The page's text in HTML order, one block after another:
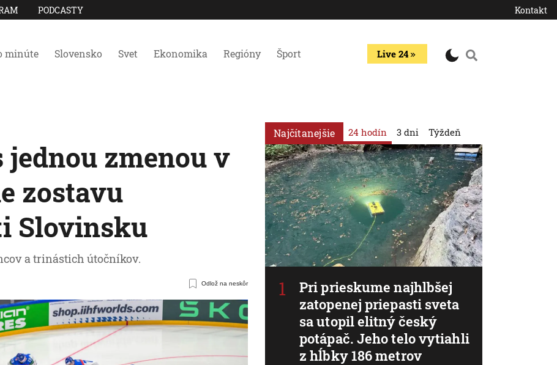
PODCASTY Kontakt
minúte Slovensko Svet Ekonomika Regióny Šport Live 24
jednou zmenou v
zostavu
Slovinsku
a trinástich útočníkov.
Odlož na neskôr
Najčítanejšie 24 hodín
Pri prieskume najhlbšej
zatopenej priepasti sveta
sa utopil elitný český
potápač. Jeho telo vytiahli
z hĺbky 186 metrov
3 dni Týždeň